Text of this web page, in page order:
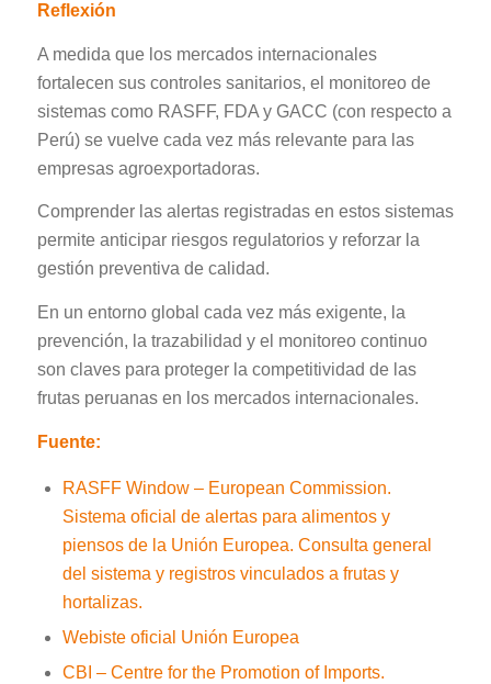
Reflexión
A medida que los mercados internacionales
fortalecen sus controles sanitarios, el monitoreo de
sistemas como RASFF, FDA y GACC (con respecto a
Perú) se vuelve cada vez más relevante para las
empresas agroexportadoras.
Comprender las alertas registradas en estos sistemas
permite anticipar riesgos regulatorios y reforzar la
gestión preventiva de calidad.
En un entorno global cada vez más exigente, la
prevención, la trazabilidad y el monitoreo continuo
son claves para proteger la competitividad de las
frutas peruanas en los mercados internacionales.
Fuente:
RASFF Window – European Commission.
Sistema oficial de alertas para alimentos y
piensos de la Unión Europea. Consulta general
del sistema y registros vinculados a frutas y
hortalizas.
Webiste oficial Unión Europea
CBI – Centre for the Promotion of Imports.